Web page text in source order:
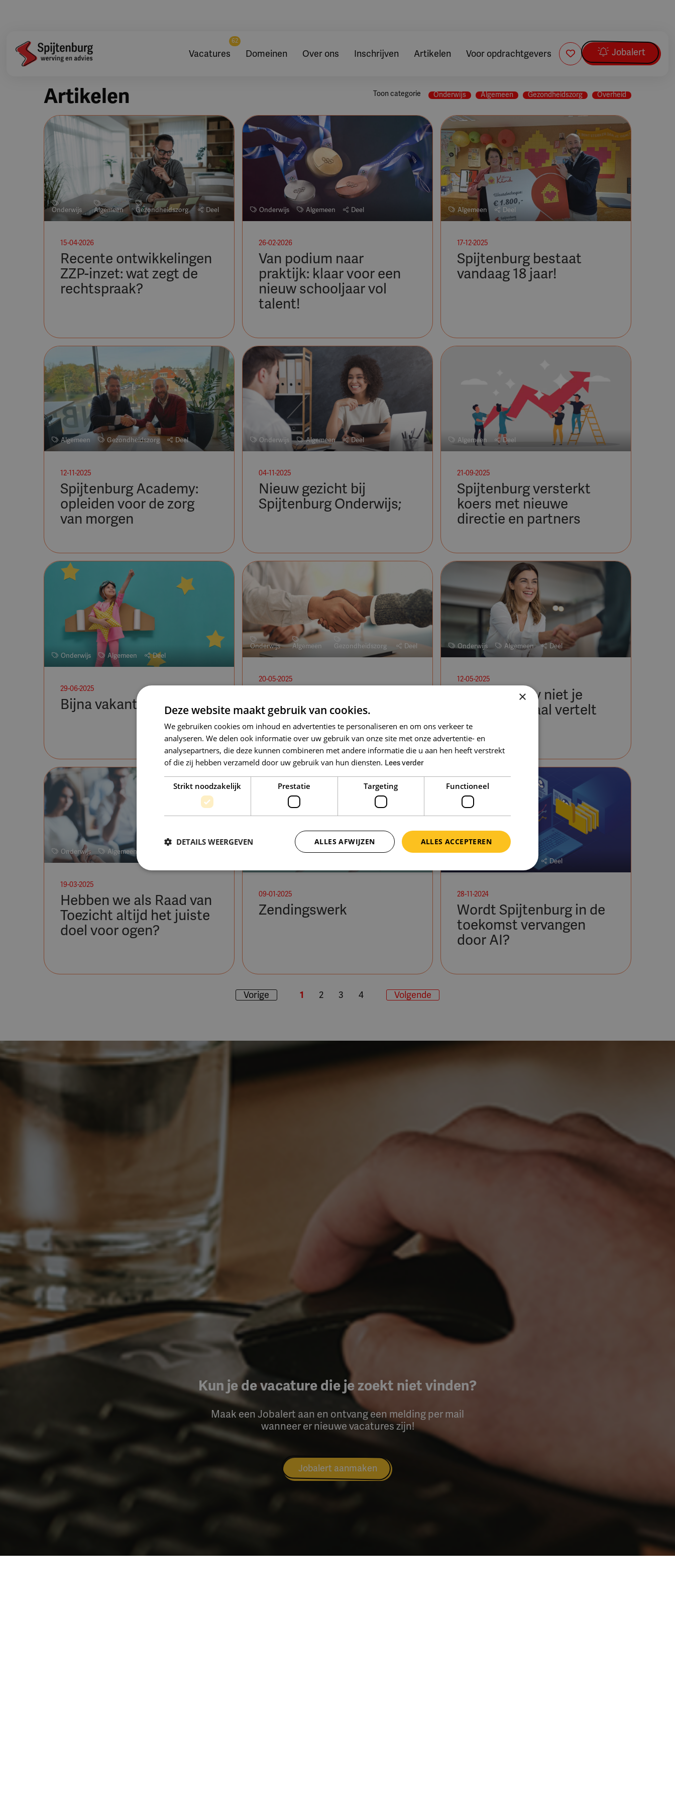
Vacatures
62
Domeinen Over ons Inschrijven Artikelen Voor opdrachtgevers Jobalert
Artikelen Toon categorie Onderwijs Algemeen Gezondheidszorg Overheid
Onderwijs Algemeen Gezondheidszorg Deel
15-04-2026
Recente ontwikkelingen
ZZP-inzet: wat zegt de
rechtspraak?
Onderwijs Algemeen Deel
26-02-2026
Van podium naar
praktijk: klaar voor een
nieuw schooljaar vol
talent!
Algemeen Deel
17-12-2025
Spijtenburg bestaat
vandaag 18 jaar!
Algemeen Gezondheidszorg Deel
12-11-2025
Spijtenburg Academy:
opleiden voor de zorg
van morgen
Onderwijs Algemeen Deel
04-11-2025
Nieuw gezicht bij
Spijtenburg Onderwijs;
Algemeen Deel
21-09-2025
Spijtenburg versterkt
koers met nieuwe
directie en partners
Onderwijs Algemeen Deel
29-06-2025
Bijna vakantie ...
Onderwijs Algemeen Gezondheidszorg Deel
20-05-2025
afwijzing: meer dan een
nette afsluiting
Onderwijs Algemeen Deel
12-05-2025
Waarom je cv niet je
carrièreverhaal vertelt
Onderwijs Algemeen
19-03-2025
Hebben we als Raad van
Toezicht altijd het juiste
doel voor ogen?
09-01-2025
Zendingswerk
Deel
28-11-2024
Wordt Spijtenburg in de
toekomst vervangen
door AI?
Vorige 1 2 3 4 Volgende
Kun je de vacature die je zoekt niet vinden?
Maak een Jobalert aan en ontvang een melding per mail
wanneer er nieuwe vacatures zijn!
Jobalert aanmaken
×
Deze website maakt gebruik van cookies.
We gebruiken cookies om inhoud en advertenties te personaliseren en om ons verkeer te
analyseren. We delen ook informatie over uw gebruik van onze site met onze advertentie- en
analysepartners, die deze kunnen combineren met andere informatie die u aan hen heeft verstrekt
of die zij hebben verzameld door uw gebruik van hun diensten. Lees verder
Strikt noodzakelijk Prestatie Targeting Functioneel
ALLES ACCEPTEREN
ALLES AFWIJZEN
DETAILS WEERGEVEN